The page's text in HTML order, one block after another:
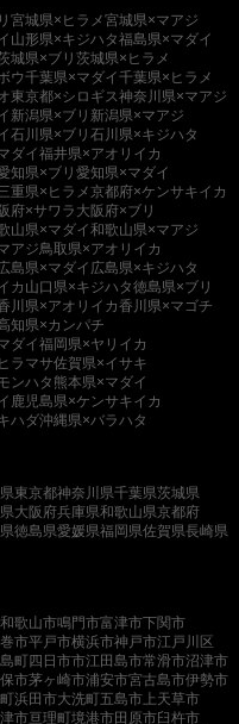
宮城県×ヒラメ宮城県×マアジ
山形県×キジハタ福島県×マダイ
城県×ブリ 茨城県×ヒラメ
ウ千葉県×マダイ千葉県×ヒラメ
東京都×シロギス神奈川県×マアジ
新潟県×ブリ 新潟県×マアジ
石川県×ブリ 石川県×キジハタ
ダイ福井県×アオリイカ
知県×ブリ 愛知県×マダイ
重県×ヒラメ京都府×ケンサキイカ
府×サワラ 大阪府×ブリ
山県×マダイ和歌山県×マアジ
アジ鳥取県×アオリイカ
島県×マダイ 広島県×キジハタ
カ 山口県×キジハタ徳島県×ブリ
川県×アオリイカ香川県×マゴチ
知県×カンパチ
ダイ福岡県×ヤリイカ
ラマサ佐賀県×イサキ
ンハタ 熊本県×マダイ
鹿児島県×ケンサキイカ
ハダ沖縄県×バラハタ
東京都神奈川県千葉県茨城県
大阪府兵庫県和歌山県京都府
徳島県愛媛県福岡県佐賀県長崎県
和歌山市鳴門市富津市下関市
市平戸市横浜市神戸市江戸川区
町四日市市江田島市常滑市沼津市
市茅ヶ崎市浦安市宮古島市伊勢市
浜田市大洗町五島市 上天草市
市亘理町境港市田原市臼杵市